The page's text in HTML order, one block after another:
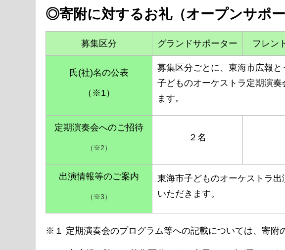
◎寄附に対するお礼（オープンサポ
募集区分 グランドサポーター フレン
氏(社)名の公表
（※1）
募集区分ごとに、東海市広報
子どものオーケストラ定期演
ます。
定期演奏会へのご招待
（※2）
２名
出演情報等のご案内
（※3）
東海市子どものオーケストラ
いただきます。
※１ 定期演奏会のプログラム等への記載については、寄附